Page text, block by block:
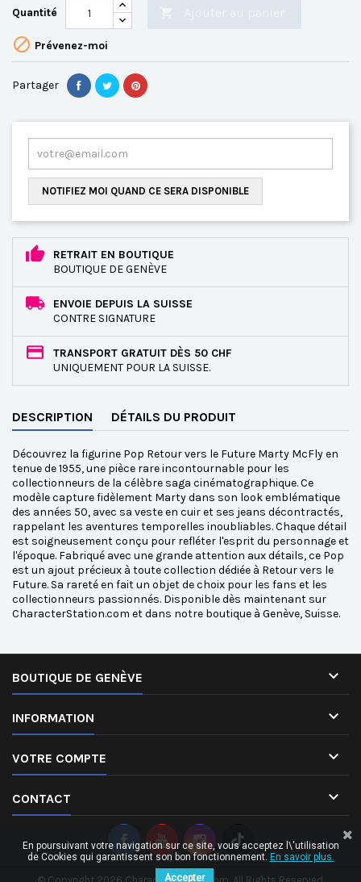
Quantité
 Prévenez-moi
Partager
NOTIFIEZ MOI QUAND CE SERA DISPONIBLE
RETRAIT EN BOUTIQUE
BOUTIQUE DE GENÈVE
ENVOIE DEPUIS LA SUISSE
CONTRE SIGNATURE
TRANSPORT GRATUIT DÈS 50 CHF
UNIQUEMENT POUR LA SUISSE.
DESCRIPTION DÉTAILS DU PRODUIT
Découvrez la figurine Pop Retour vers le Future Marty McFly en
tenue de 1955, une pièce rare incontournable pour les
collectionneurs de la célèbre saga cinématographique. Ce
modèle capture fidèlement Marty dans son look emblématique
des années 50, avec sa veste en cuir et ses jeans décontractés,
rappelant les aventures temporelles inoubliables. Chaque détail
est soigneusement conçu pour refléter l'esprit du personnage et
l'époque. Fabriqué avec une grande attention aux détails, ce Pop
est un ajout précieux à toute collection dédiée à Retour vers le
Future. Sa rareté en fait un objet de choix pour les fans et les
collectionneurs passionnés. Disponible dès maintenant sur
CharacterStation.com et dans notre boutique à Genève, Suisse.
BOUTIQUE DE GENÈVE 
INFORMATION 
VOTRE COMPTE 
CONTACT 
En poursuivant votre navigation sur ce site, vous acceptez l\'utilisation
de Cookies qui garantissent son bon fonctionnement. En savoir plus.
Accepter